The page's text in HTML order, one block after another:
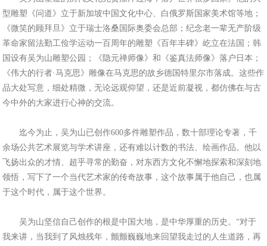
型雕塑《问道》立于新加坡中国文化中心、白俄罗斯国家美术馆等地；
《微笑的顾拜旦》立于瑞士洛桑国际奥委会总部；纪念老一辈无产阶级
革命家留法勤工俭学运动一百周年的雕塑《百年丰碑》屹立在法国；韩
国设有吴为山雕塑公园；《隐元禅师像》和《鉴真法师像》落户日本；
《伟大的行者·马克思》雕像在马克思的故乡德国特里尔市落成。这些作
品大处写意，细处精微，无论远观仰望，还是近前凝视，都仿佛在与古
今中外的大家进行心神的交流。
迄今为止，吴为山已创作600多件雕塑作品，数十部理论专著，千
余场公共艺术展览与学术讲座，还有难以计数的书法、绘画作品。他以
飞扬出众的才情、超乎寻常的勤奋，对东西方文化不懈地探索和深刻地
领悟，写下了一个当代艺术家的传奇故事，这个故事属于他自己，也属
于这个时代，属于这个世界。
吴为山坚信自己创作的根是中国大地，是中华厚重的历史。“对于
我来讲，当我到了风烛残年，颤颤巍巍地来回望我走过的人生道路，再